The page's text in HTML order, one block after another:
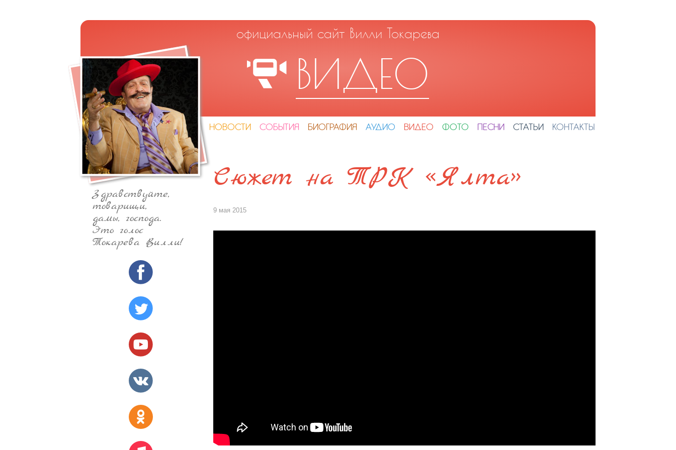
официальный сайт Вилли Токарева
ВИДЕО
НОВОСТИ СОБЫТИЯ БИОГРАФИЯ АУДИО ВИДЕО ФОТО ПЕСНИ СТАТЬИ КОНТАКТЫ
Сюжет на ТРК «Ялта»
9 мая 2015
Здравствуйте,
товарищи,
дамы, господа.
Это голос
Токарева Вилли!